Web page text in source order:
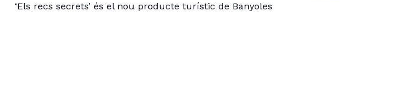
‘Els recs secrets’ és el nou producte turístic de Banyoles